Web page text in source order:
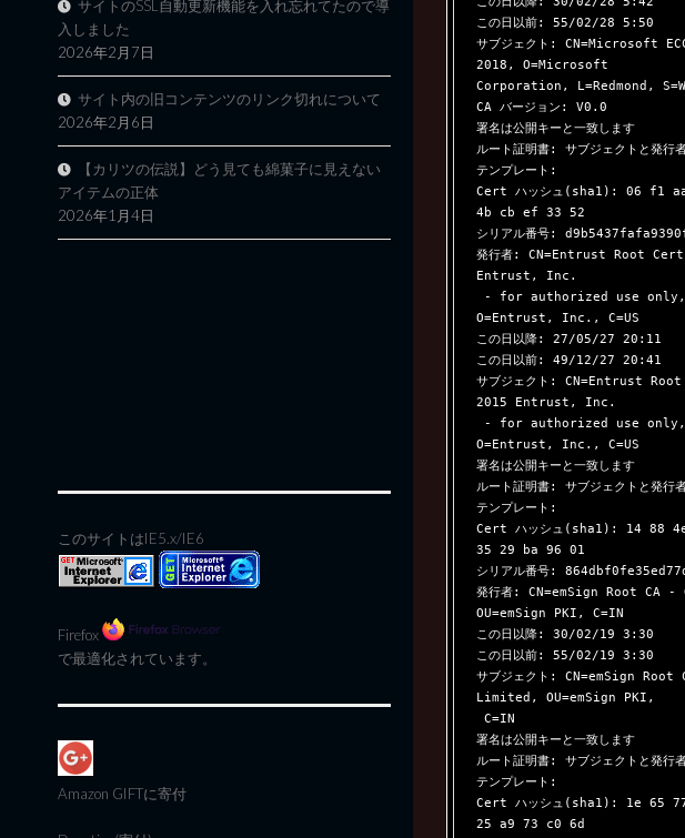
この日以前: 55/02/28 5:50
サブジェクト:
2018, O=Microsoft
Corporation, L=Redmond,
CA バージョン: V0.0
署名は公開キーと一致します
ルート証明書: サブジェクトと発行
テンプレート:
Cert ハッシュ(sha1): 06 f1
4b cb ef 33 52
シリアル番号:
発行者: CN=Entrust Root
Entrust, Inc.
O=Entrust, Inc., C=US
この日以降: 27/05/27 20:11
この日以前: 49/12/27 20:41
サブジェクト: CN=Entrust
2015 Entrust, Inc.
O=Entrust, Inc., C=US
署名は公開キーと一致します
ルート証明書: サブジェクトと発行
テンプレート:
Cert ハッシュ(sha1): 14 88
35 29 ba 96 01
シリアル番号:
発行者: CN=emSign Root CA
OU=emSign PKI, C=IN
この日以降: 30/02/19 3:30
この日以前: 55/02/19 3:30
サブジェクト: CN=emSign
Limited, OU=emSign PKI,
署名は公開キーと一致します
ルート証明書: サブジェクトと発行
テンプレート:
Cert ハッシュ(sha1): 1e 65
25 a9 73 c0 6d
サイトのSSL自動更新機能を入れ忘れてたので導
入しました
2026年2月7日
サイト内の旧コンテンツのリンク切れについて
2026年2月6日
【カリツの伝説】どう見ても綿菓子に見えない
アイテムの正体
2026年1月4日
このサイトはIE5.x/IE6
Firefox
で最適化されています。
Amazon GIFTに寄付